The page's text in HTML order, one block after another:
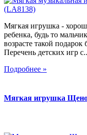
Мягкая игрушка -
ребенка, будь то
возрасте такой подарок
Перечень детских игр
Подробнее »
Мягкая игрушка